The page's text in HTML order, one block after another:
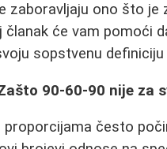
zaboravljaju ono što
članak će vam pomoći
sopstvenu
90-60-90 nije za
proporcijama često